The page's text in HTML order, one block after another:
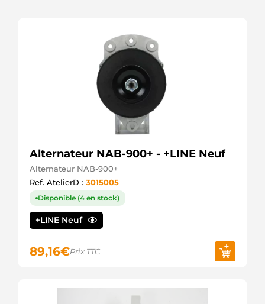
Alternateur NAB-900+ - +LINE Neuf
Alternateur NAB-900+
Ref. AtelierD : 3015005
Disponible (4 en stock)
+LINE Neuf
89,16€Prix TTC